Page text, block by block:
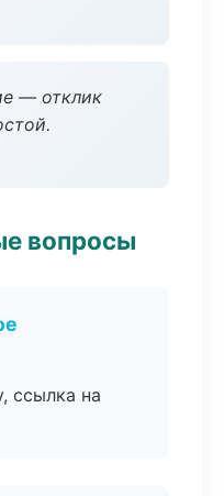
— отклик
вопросы
ссылка на